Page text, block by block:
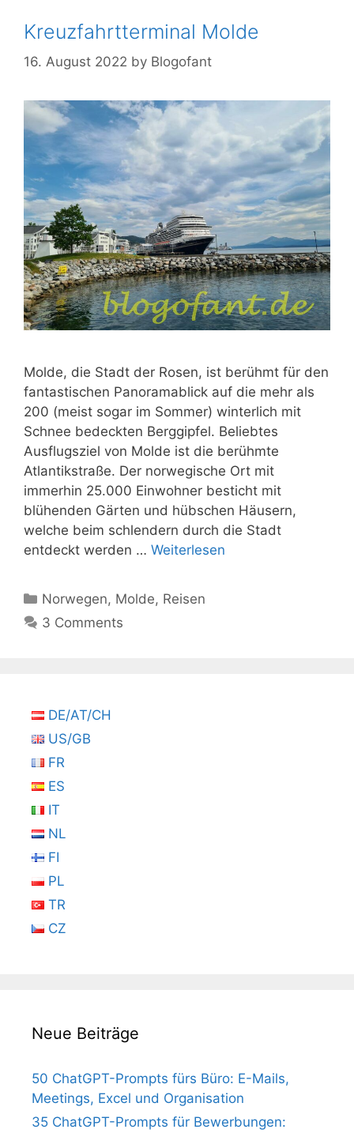
Kreuzfahrtterminal Molde
16. August 2022 by Blogofant
Molde, die Stadt der Rosen, ist berühmt für den
fantastischen Panoramablick auf die mehr als
200 (meist sogar im Sommer) winterlich mit
Schnee bedeckten Berggipfel. Beliebtes
Ausflugsziel von Molde ist die berühmte
Atlantikstraße. Der norwegische Ort mit
immerhin 25.000 Einwohner besticht mit
blühenden Gärten und hübschen Häusern,
welche beim schlendern durch die Stadt
entdeckt werden … Weiterlesen
Kategorien
Norwegen, Molde, Reisen
3 Comments
DE/AT/CH
US/GB
FR
ES
IT
NL
FI
PL
TR
CZ
Neue Beiträge
50 ChatGPT-Prompts fürs Büro: E-Mails,
Meetings, Excel und Organisation
35 ChatGPT-Prompts für Bewerbungen: